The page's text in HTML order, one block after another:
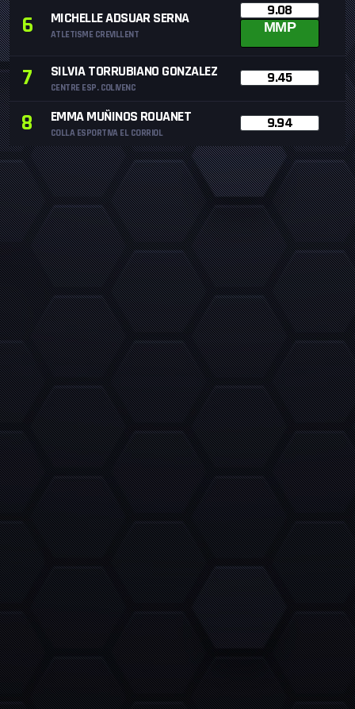
6 MICHELLE ADSUAR SERNA
ATLETISME CREVILLENT
9.08
MMP
7 SILVIA TORRUBIANO GONZALEZ
CENTRE ESP. COLIVENC
9.45
8 EMMA MUÑINOS ROUANET
COLLA ESPORTIVA EL CORRIOL
9.94